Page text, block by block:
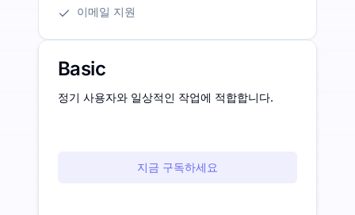
이메일 지원
Basic
정기 사용자와 일상적인 작업에 적합합니다.
지금 구독하세요